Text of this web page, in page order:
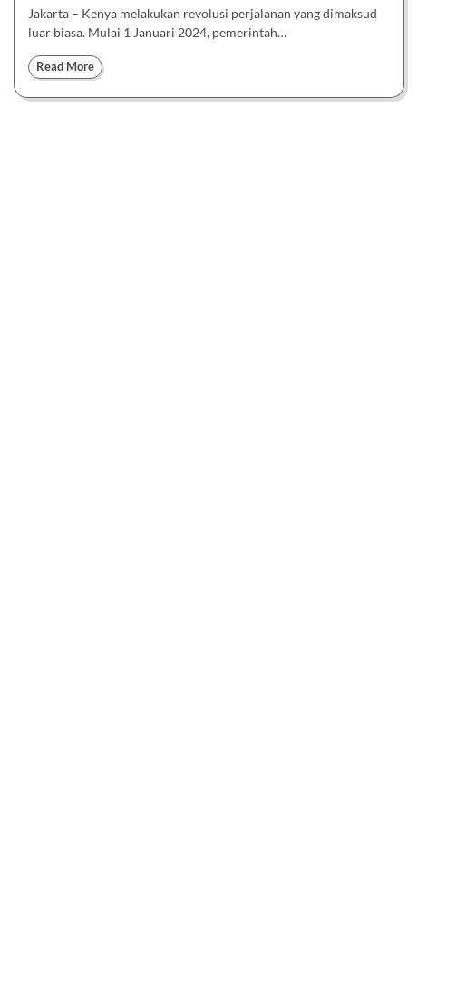
Jakarta – Kenya melakukan revolusi perjalanan yang dimaksud
luar biasa. Mulai 1 Januari 2024, pemerintah…
Read More